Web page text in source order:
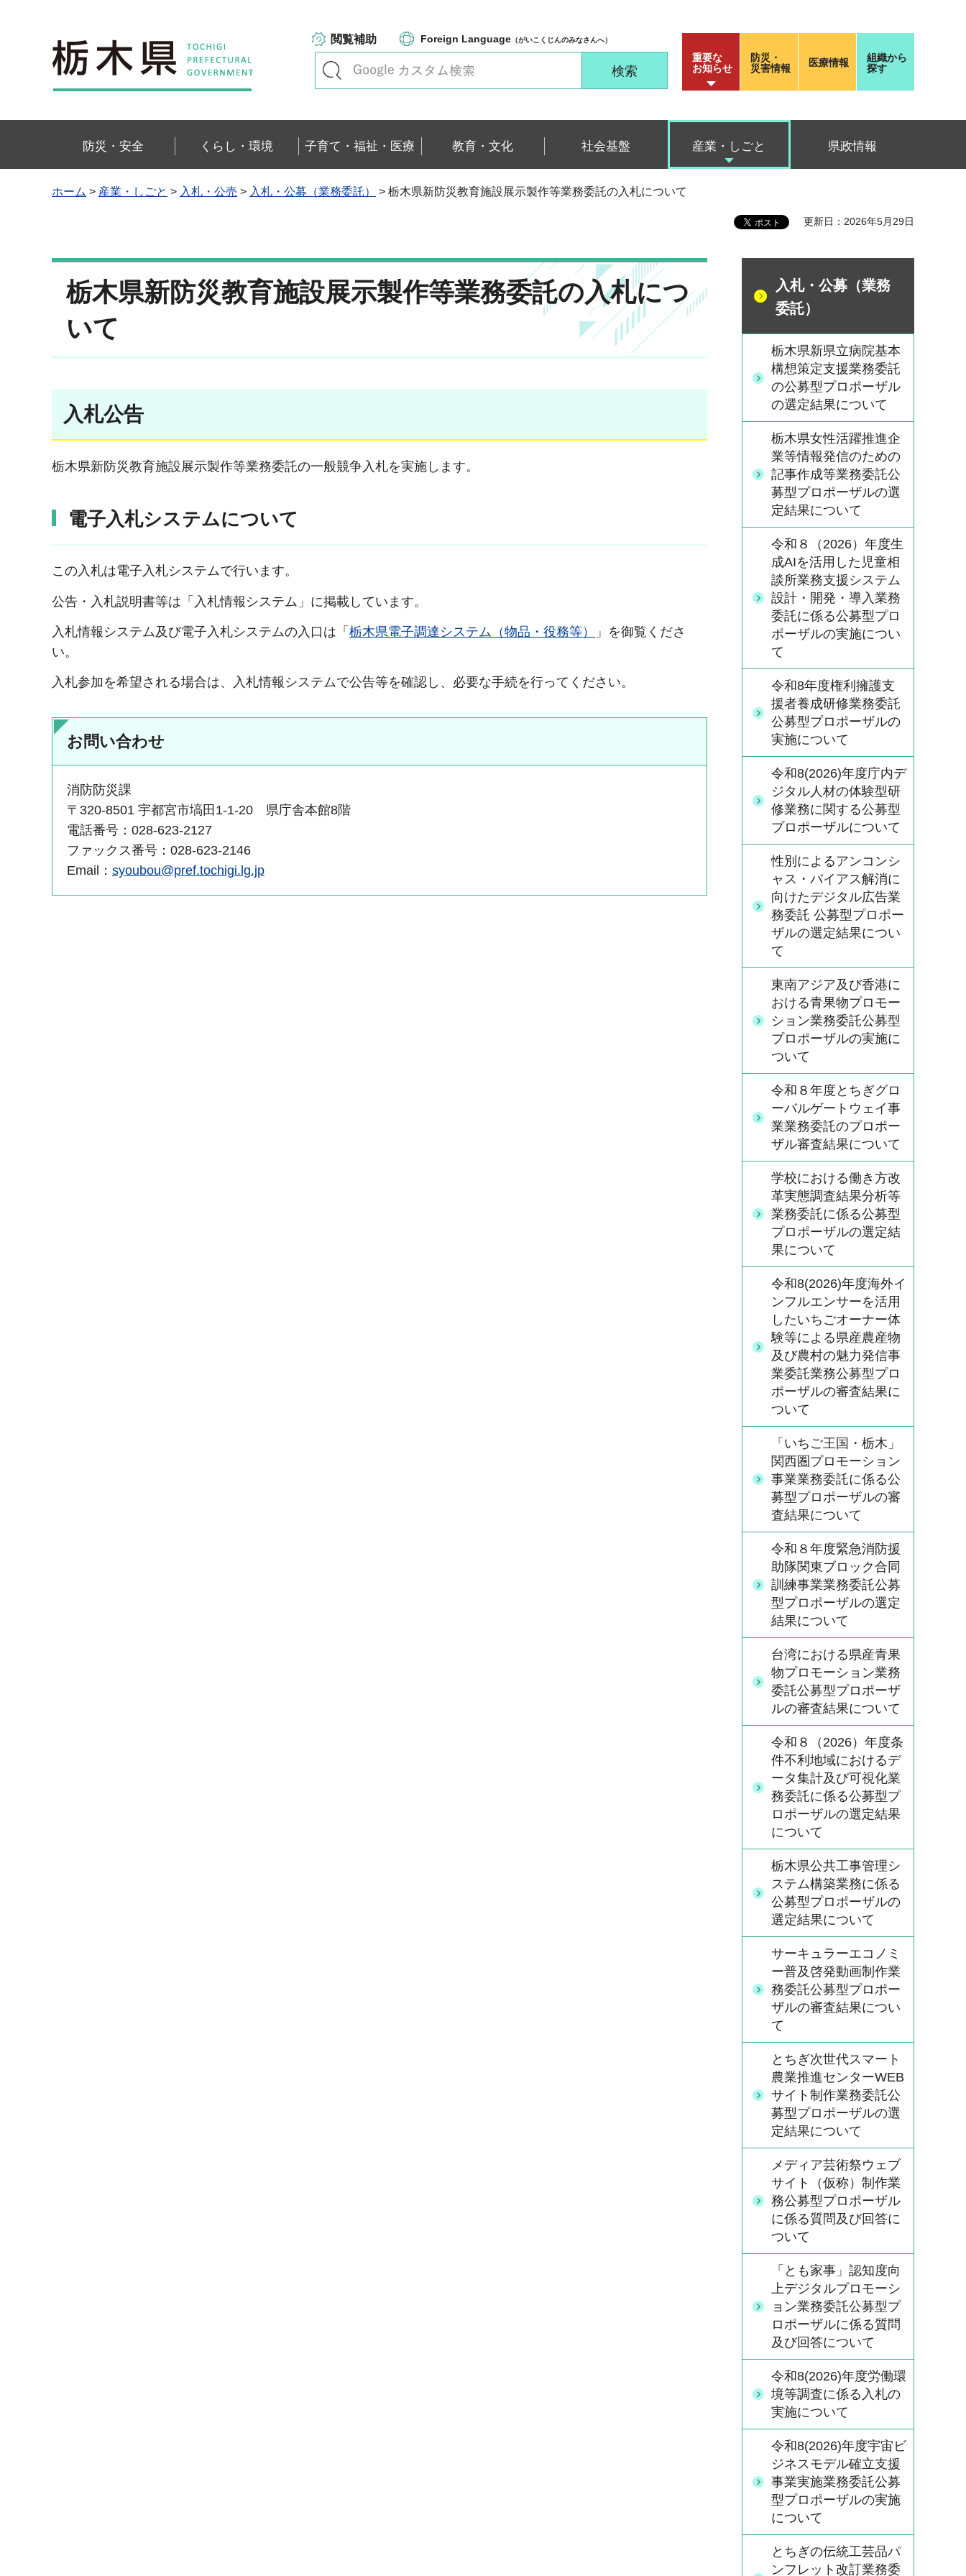
栃木県
閲覧補助 Foreign Language （がいこくじんのみなさんへ）
重要な
お知らせ
防災・
災害情報
医療情報
組織から
探す
防災・安全 くらし・環境 子育て・福祉・医療 教育・文化 社会基盤 産業・しごと 県政情報
ホーム > 産業・しごと > 入札・公売 > 入札・公募（業務委託） > 栃木県新防災教育施設展示製作等業務委託の入札について
更新日：2026年5月29日
栃木県新防災教育施設展示製作等業務委託の入札につ
いて
入札公告
栃木県新防災教育施設展示製作等業務委託の一般競争入札を実施します。
電子入札システムについて
この入札は電子入札システムで行います。
公告・入札説明書等は「入札情報システム」に掲載しています。
入札情報システム及び電子入札システムの入口は「 栃木県電子調達システム（物品・役務等）
」を御覧くださ
い。
入札参加を希望される場合は、入札情報システムで公告等を確認し、必要な手続を行ってください。
お問い合わせ
消防防災課
〒320-8501 宇都宮市塙田1-1-20 県庁舎本館8階
電話番号：028-623-2127
ファックス番号：028-623-2146
Email： syoubou@pref.tochigi.lg.jp
入札・公募（業務
委託）
栃木県新県立病院基本
構想策定支援業務委託
の公募型プロポーザル
の選定結果について
栃木県女性活躍推進企
業等情報発信のための
記事作成等業務委託公
募型プロポーザルの選
定結果について
令和８（2026）年度生
成AIを活用した児童相
談所業務支援システム
設計・開発・導入業務
委託に係る公募型プロ
ポーザルの実施につい
て
令和8年度権利擁護支
援者養成研修業務委託
公募型プロポーザルの
実施について
令和8(2026)年度庁内デ
ジタル人材の体験型研
修業務に関する公募型
プロポーザルについて
性別によるアンコンシ
ャス・バイアス解消に
向けたデジタル広告業
務委託 公募型プロポー
ザルの選定結果につい
て
東南アジア及び香港に
おける青果物プロモー
ション業務委託公募型
プロポーザルの実施に
ついて
令和８年度とちぎグロ
ーバルゲートウェイ事
業業務委託のプロポー
ザル審査結果について
学校における働き方改
革実態調査結果分析等
業務委託に係る公募型
プロポーザルの選定結
果について
令和8(2026)年度海外イ
ンフルエンサーを活用
したいちごオーナー体
験等による県産農産物
及び農村の魅力発信事
業委託業務公募型プロ
ポーザルの審査結果に
ついて
「いちご王国・栃木」
関西圏プロモーション
事業業務委託に係る公
募型プロポーザルの審
査結果について
令和８年度緊急消防援
助隊関東ブロック合同
訓練事業業務委託公募
型プロポーザルの選定
結果について
台湾における県産青果
物プロモーション業務
委託公募型プロポーザ
ルの審査結果について
令和８（2026）年度条
件不利地域におけるデ
ータ集計及び可視化業
務委託に係る公募型プ
ロポーザルの選定結果
について
栃木県公共工事管理シ
ステム構築業務に係る
公募型プロポーザルの
選定結果について
サーキュラーエコノミ
ー普及啓発動画制作業
務委託公募型プロポー
ザルの審査結果につい
て
とちぎ次世代スマート
農業推進センターWEB
サイト制作業務委託公
募型プロポーザルの選
定結果について
メディア芸術祭ウェブ
サイト（仮称）制作業
務公募型プロポーザル
に係る質問及び回答に
ついて
「とも家事」認知度向
上デジタルプロモーシ
ョン業務委託公募型プ
ロポーザルに係る質問
及び回答について
令和8(2026)年度労働環
境等調査に係る入札の
実施について
令和8(2026)年度宇宙ビ
ジネスモデル確立支援
事業実施業務委託公募
型プロポーザルの実施
について
とちぎの伝統工芸品パ
ンフレット改訂業務委